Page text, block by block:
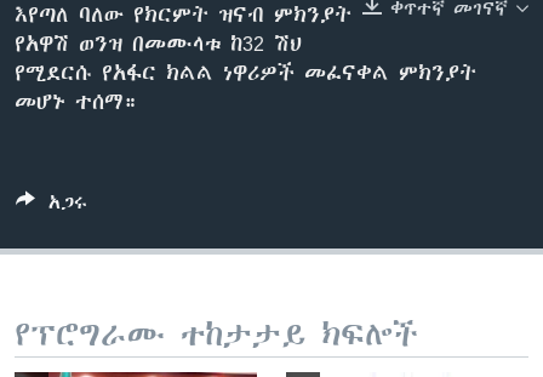
ቋንቋዎች
ቀጥተኛ መገናኛ
እየጣለ ባለው የክርምት ዝናብ ምክንያት
የአዋሽ ወንዝ በመሙላቱ ከ32 ሽህ
የሚደርሱ የአፋር ክልል ነዋሪዎች መፈናቀል ምክንያት
መሆኑ ተሰማ።
አጋሩ
የፕሮግራሙ ተከታታይ ክፍሎች